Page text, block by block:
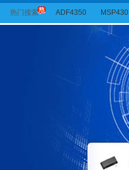
热门搜索 ADF4350 MSP430